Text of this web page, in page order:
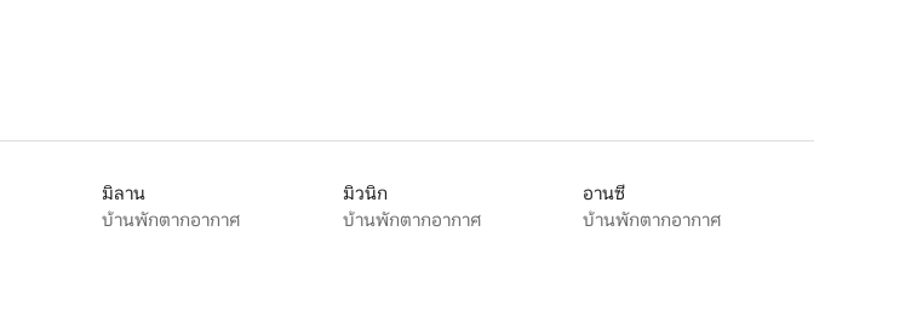
มิลาน
บ้านพักตากอากาศ
มิวนิก
บ้านพักตากอากาศ
อานซี
บ้านพักตากอากาศ